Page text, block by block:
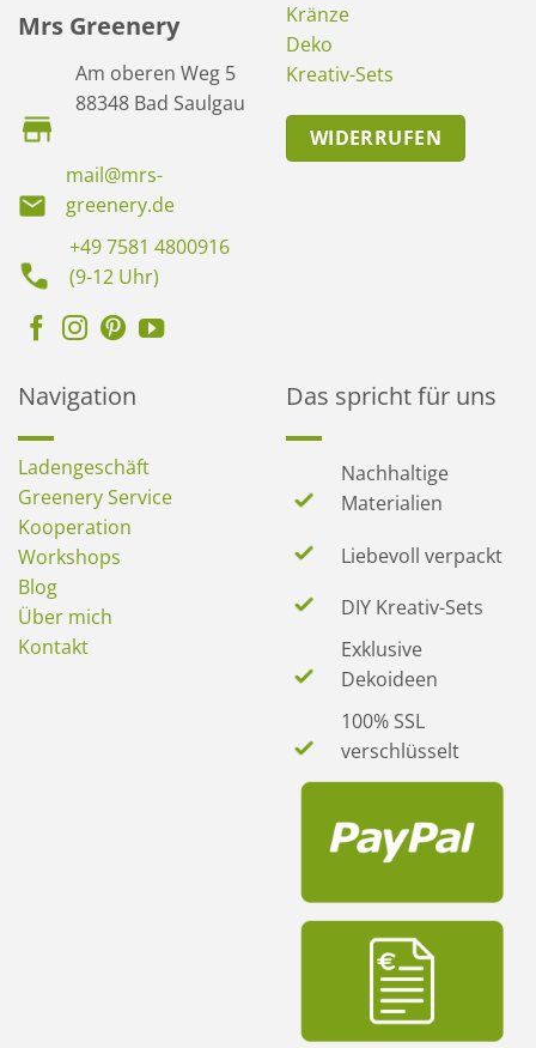
Mrs Greenery
Am oberen Weg 5
88348 Bad Saulgau
mail@mrs-
greenery.de
+49 7581 4800916
(9-12 Uhr)
Kränze
Deko
Kreativ-Sets
WIDERRUFEN
Navigation
Ladengeschäft
Greenery Service
Kooperation
Workshops
Blog
Über mich
Kontakt
Das spricht für uns
Nachhaltige
Materialien
Liebevoll verpackt
DIY Kreativ-Sets
Exklusive
Dekoideen
100% SSL
verschlüsselt